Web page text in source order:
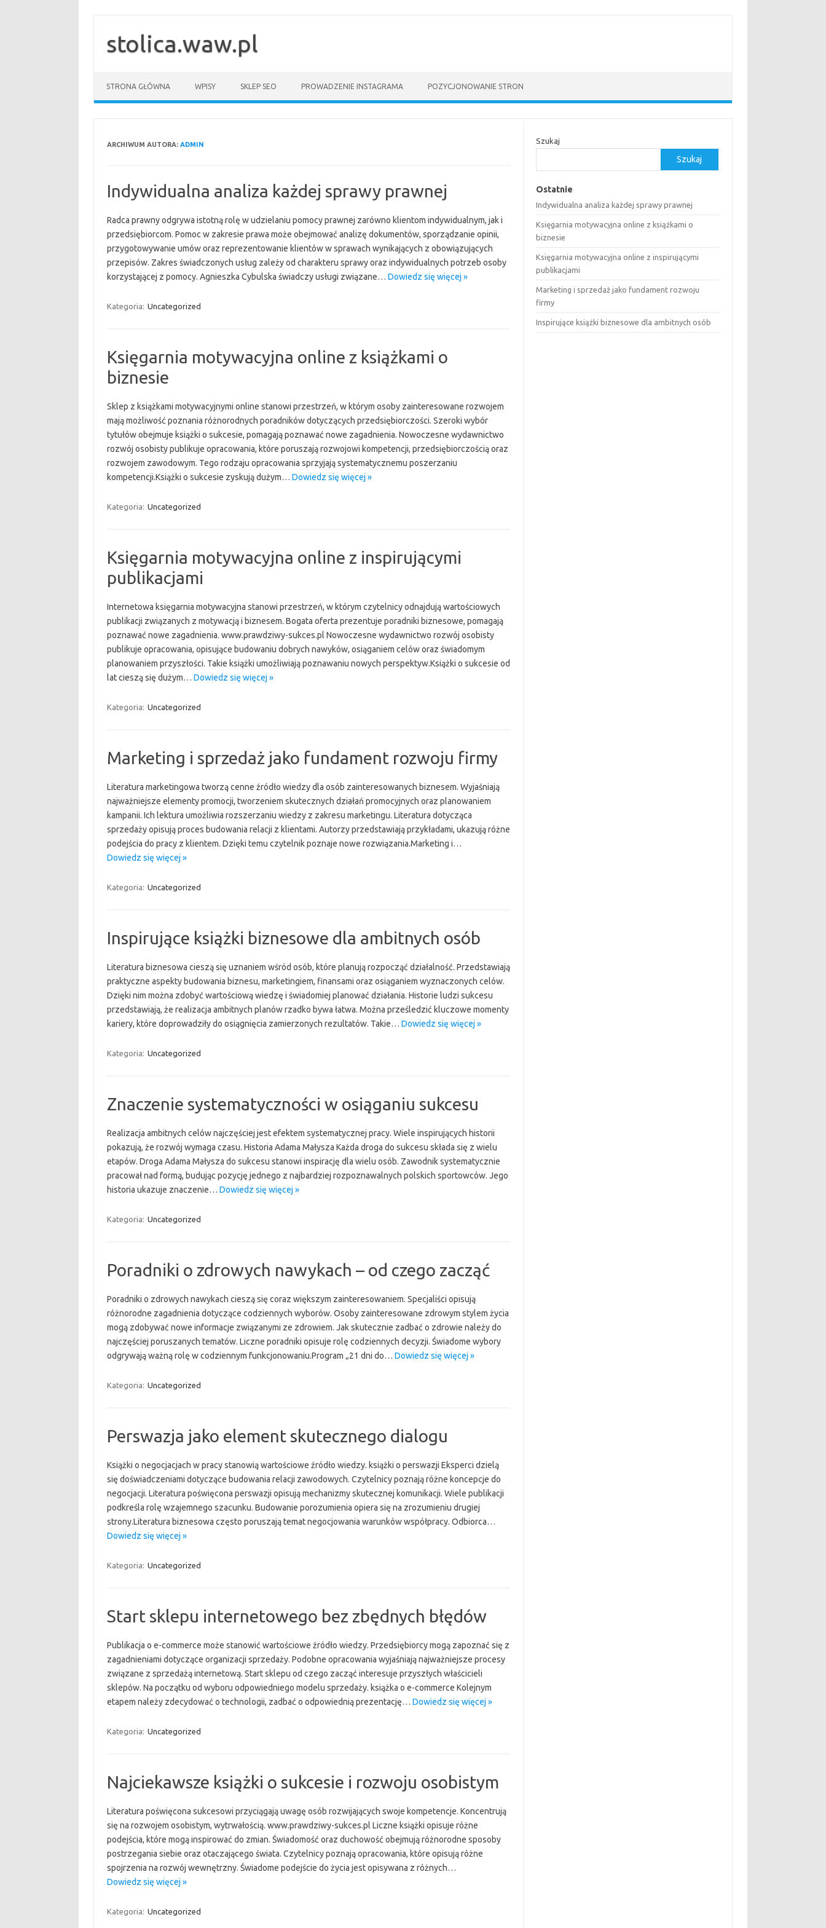
stolica.waw.pl
STRONA GŁÓWNA WPISY SKLEP SEO PROWADZENIE INSTAGRAMA POZYCJONOWANIE STRON
ARCHIWUM AUTORA: ADMIN
Indywidualna analiza każdej sprawy prawnej
Radca prawny odgrywa istotną rolę w udzielaniu pomocy prawnej zarówno klientom indywidualnym, jak i
przedsiębiorcom. Pomoc w zakresie prawa może obejmować analizę dokumentów, sporządzanie opinii,
przygotowywanie umów oraz reprezentowanie klientów w sprawach wynikających z obowiązujących
przepisów. Zakres świadczonych usług zależy od charakteru sprawy oraz indywidualnych potrzeb osoby
korzystającej z pomocy. Agnieszka Cybulska świadczy usługi związane… Dowiedz się więcej »
Kategoria: Uncategorized
Księgarnia motywacyjna online z książkami o
biznesie
Sklep z książkami motywacyjnymi online stanowi przestrzeń, w którym osoby zainteresowane rozwojem
mają możliwość poznania różnorodnych poradników dotyczących przedsiębiorczości. Szeroki wybór
tytułów obejmuje książki o sukcesie, pomagają poznawać nowe zagadnienia. Nowoczesne wydawnictwo
rozwój osobisty publikuje opracowania, które poruszają rozwojowi kompetencji, przedsiębiorczością oraz
rozwojem zawodowym. Tego rodzaju opracowania sprzyjają systematycznemu poszerzaniu
kompetencji.Książki o sukcesie zyskują dużym… Dowiedz się więcej »
Kategoria: Uncategorized
Księgarnia motywacyjna online z inspirującymi
publikacjami
Internetowa księgarnia motywacyjna stanowi przestrzeń, w którym czytelnicy odnajdują wartościowych
publikacji związanych z motywacją i biznesem. Bogata oferta prezentuje poradniki biznesowe, pomagają
poznawać nowe zagadnienia. www.prawdziwy-sukces.pl Nowoczesne wydawnictwo rozwój osobisty
publikuje opracowania, opisujące budowaniu dobrych nawyków, osiąganiem celów oraz świadomym
planowaniem przyszłości. Takie książki umożliwiają poznawaniu nowych perspektyw.Książki o sukcesie od
lat cieszą się dużym… Dowiedz się więcej »
Kategoria: Uncategorized
Marketing i sprzedaż jako fundament rozwoju firmy
Literatura marketingowa tworzą cenne źródło wiedzy dla osób zainteresowanych biznesem. Wyjaśniają
najważniejsze elementy promocji, tworzeniem skutecznych działań promocyjnych oraz planowaniem
kampanii. Ich lektura umożliwia rozszerzaniu wiedzy z zakresu marketingu. Literatura dotycząca
sprzedaży opisują proces budowania relacji z klientami. Autorzy przedstawiają przykładami, ukazują różne
podejścia do pracy z klientem. Dzięki temu czytelnik poznaje nowe rozwiązania.Marketing i…
Dowiedz się więcej »
Kategoria: Uncategorized
Inspirujące książki biznesowe dla ambitnych osób
Literatura biznesowa cieszą się uznaniem wśród osób, które planują rozpocząć działalność. Przedstawiają
praktyczne aspekty budowania biznesu, marketingiem, finansami oraz osiąganiem wyznaczonych celów.
Dzięki nim można zdobyć wartościową wiedzę i świadomiej planować działania. Historie ludzi sukcesu
przedstawiają, że realizacja ambitnych planów rzadko bywa łatwa. Można prześledzić kluczowe momenty
kariery, które doprowadziły do osiągnięcia zamierzonych rezultatów. Takie… Dowiedz się więcej »
Kategoria: Uncategorized
Znaczenie systematyczności w osiąganiu sukcesu
Realizacja ambitnych celów najczęściej jest efektem systematycznej pracy. Wiele inspirujących historii
pokazują, że rozwój wymaga czasu. Historia Adama Małysza Każda droga do sukcesu składa się z wielu
etapów. Droga Adama Małysza do sukcesu stanowi inspirację dla wielu osób. Zawodnik systematycznie
pracował nad formą, budując pozycję jednego z najbardziej rozpoznawalnych polskich sportowców. Jego
historia ukazuje znaczenie… Dowiedz się więcej »
Kategoria: Uncategorized
Poradniki o zdrowych nawykach – od czego zacząć
Poradniki o zdrowych nawykach cieszą się coraz większym zainteresowaniem. Specjaliści opisują
różnorodne zagadnienia dotyczące codziennych wyborów. Osoby zainteresowane zdrowym stylem życia
mogą zdobywać nowe informacje związanymi ze zdrowiem. Jak skutecznie zadbać o zdrowie należy do
najczęściej poruszanych tematów. Liczne poradniki opisuje rolę codziennych decyzji. Świadome wybory
odgrywają ważną rolę w codziennym funkcjonowaniu.Program „21 dni do… Dowiedz się więcej »
Kategoria: Uncategorized
Perswazja jako element skutecznego dialogu
Książki o negocjacjach w pracy stanowią wartościowe źródło wiedzy. książki o perswazji Eksperci dzielą
się doświadczeniami dotyczące budowania relacji zawodowych. Czytelnicy poznają różne koncepcje do
negocjacji. Literatura poświęcona perswazji opisują mechanizmy skutecznej komunikacji. Wiele publikacji
podkreśla rolę wzajemnego szacunku. Budowanie porozumienia opiera się na zrozumieniu drugiej
strony.Literatura biznesowa często poruszają temat negocjowania warunków współpracy. Odbiorca…
Dowiedz się więcej »
Kategoria: Uncategorized
Start sklepu internetowego bez zbędnych błędów
Publikacja o e-commerce może stanowić wartościowe źródło wiedzy. Przedsiębiorcy mogą zapoznać się z
zagadnieniami dotyczące organizacji sprzedaży. Podobne opracowania wyjaśniają najważniejsze procesy
związane z sprzedażą internetową. Start sklepu od czego zacząć interesuje przyszłych właścicieli
sklepów. Na początku od wyboru odpowiedniego modelu sprzedaży. książka o e-commerce Kolejnym
etapem należy zdecydować o technologii, zadbać o odpowiednią prezentację… Dowiedz się więcej »
Kategoria: Uncategorized
Najciekawsze książki o sukcesie i rozwoju osobistym
Literatura poświęcona sukcesowi przyciągają uwagę osób rozwijających swoje kompetencje. Koncentrują
się na rozwojem osobistym, wytrwałością. www.prawdziwy-sukces.pl Liczne książki opisuje różne
podejścia, które mogą inspirować do zmian. Świadomość oraz duchowość obejmują różnorodne sposoby
postrzegania siebie oraz otaczającego świata. Czytelnicy poznają opracowania, które opisują różne
spojrzenia na rozwój wewnętrzny. Świadome podejście do życia jest opisywana z różnych…
Dowiedz się więcej »
Kategoria: Uncategorized
Szukaj
Szukaj
Ostatnie
Indywidualna analiza każdej sprawy prawnej
Księgarnia motywacyjna online z książkami o
biznesie
Księgarnia motywacyjna online z inspirującymi
publikacjami
Marketing i sprzedaż jako fundament rozwoju
firmy
Inspirujące książki biznesowe dla ambitnych osób